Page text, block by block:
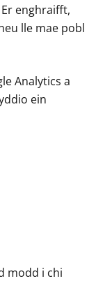
enghraifft,
lle mae pobl
Analytics a
ein
modd i chi